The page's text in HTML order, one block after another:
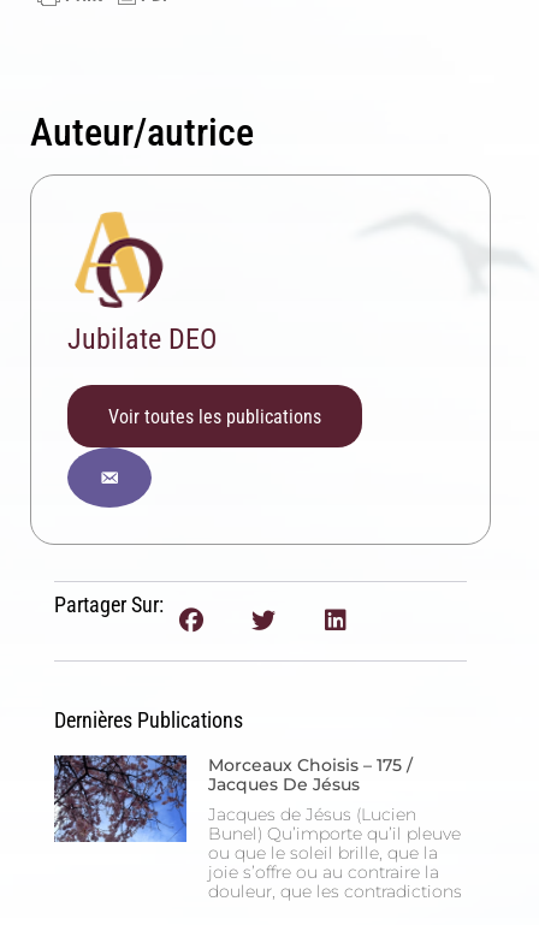
Auteur/autrice
Jubilate DEO
Voir toutes les publications
Partager Sur:
Dernières Publications
Morceaux Choisis – 175 /
Jacques De Jésus
Jacques de Jésus (Lucien
Bunel) Qu’importe qu’il pleuve
ou que le soleil brille, que la
joie s’offre ou au contraire la
douleur, que les contradictions
Inscription News Letter
S'inscrire
Se désinscrire